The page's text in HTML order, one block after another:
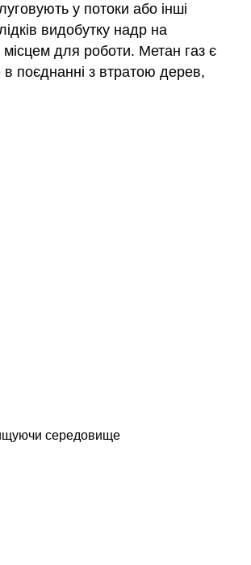
у потоки або інші
видобутку надр на
для роботи. Метан газ є
в поєднанні з втратою дерев,
середовище